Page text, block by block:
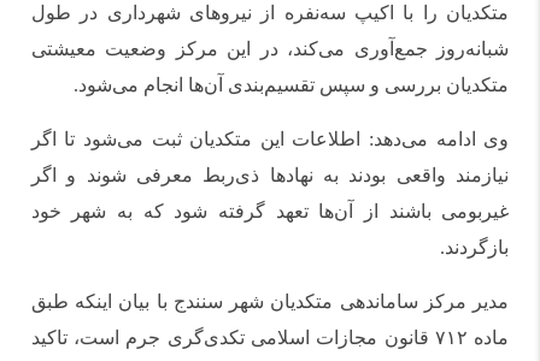
متکدیان را با اکیپ سه‌نفره از نیروهای شهرداری در طول
شبانه‌روز جمع‌آوری می‌کند، در این مرکز وضعیت معیشتی
متکدیان بررسی و سپس تقسیم‌بندی آن‌ها انجام می‌شود.
وی ادامه می‌دهد: اطلاعات این متکدیان ثبت می‌شود تا اگر
نیازمند واقعی بودند به نهادها ذی‌ربط معرفی شوند و اگر
غیربومی باشند از آن‌ها تعهد گرفته شود که به شهر خود
بازگردند.
مدیر مرکز ساماندهی متکدیان شهر سنندج با بیان اینکه طبق
ماده ۷۱۲ قانون مجازات اسلامی تکدی‌گری جرم است، تاکید